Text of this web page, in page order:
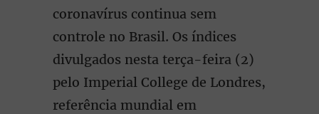
coronavírus continua sem
controle no Brasil. Os índices
divulgados nesta terça-feira (2)
pelo Imperial College de Londres,
referência mundial em